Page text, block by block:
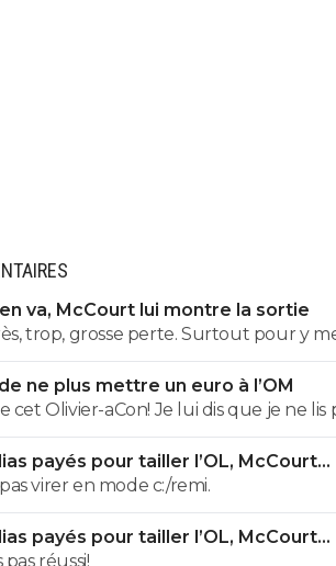
va, McCourt lui montre la sortie
trop, grosse perte. Surtout pour y
pourtant bien. Mais à choisir, aucune
tous les jours.
ne plus mettre un euro à l’OM
cet Olivier-aCon! Je lui dis que je ne lis
puérils avec des émojis et il
ses petites images de gogol. Ça
on voit tout de suite qu'on a affaire à
payés pour tailler l’OL, McCourt
virer en mode c:/remi.
payés pour tailler l’OL, McCourt
pas réussi!